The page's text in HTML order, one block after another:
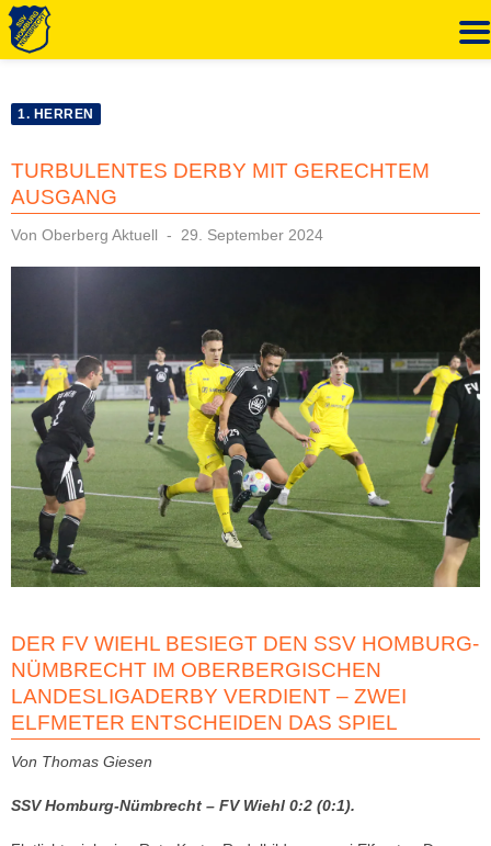
Inhalt
1. HERREN
TURBULENTES DERBY MIT GERECHTEM
AUSGANG
Von Oberberg Aktuell
Veröffentlicht
29. September 2024
DER FV WIEHL BESIEGT DEN SSV HOMBURG-
NÜMBRECHT IM OBERBERGISCHEN
LANDESLIGADERBY VERDIENT – ZWEI
ELFMETER ENTSCHEIDEN DAS SPIEL
Von Thomas Giesen
SSV Homburg-Nümbrecht – FV Wiehl 0:2 (0:1).